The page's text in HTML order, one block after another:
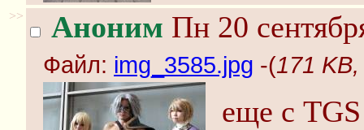
>> Аноним Пн 20
Файл: img_3585.jpg -(171
еще с TGS